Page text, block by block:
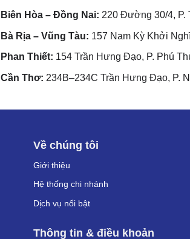
Biên Hòa – Đồng Nai: 220 Đường 30/4, P.
Bà Rịa – Vũng Tàu: 157 Nam Kỳ Khởi
Phan Thiết: 154 Trần Hưng Đạo, P. Phú
Cần Thơ: 234B–234C Trần Hưng Đạo, P.
Về chúng tôi
Giới thiệu
Hệ thống chi nhánh
Dịch vụ nổi bật
Thông tin & điều khoản